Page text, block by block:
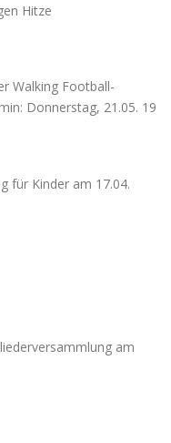
Hitze
Walking Football-
Donnerstag, 21.05. 19
für Kinder am 17.04.
am